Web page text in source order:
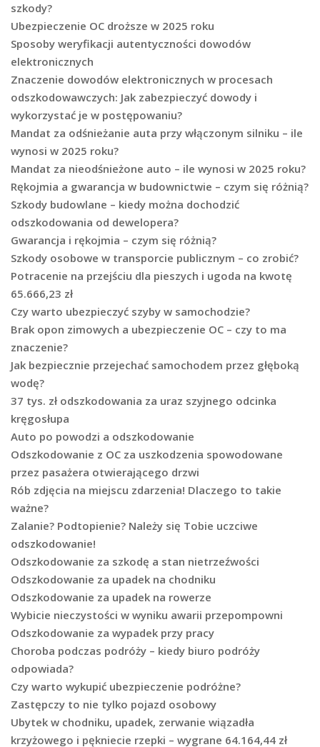
szkody?
Ubezpieczenie OC droższe w 2025 roku
Sposoby weryfikacji autentyczności dowodów
elektronicznych
Znaczenie dowodów elektronicznych w procesach
odszkodowawczych: Jak zabezpieczyć dowody i
wykorzystać je w postępowaniu?
Mandat za odśnieżanie auta przy włączonym silniku – ile
wynosi w 2025 roku?
Mandat za nieodśnieżone auto – ile wynosi w 2025 roku?
Rękojmia a gwarancja w budownictwie – czym się różnią?
Szkody budowlane – kiedy można dochodzić
odszkodowania od dewelopera?
Gwarancja i rękojmia – czym się różnią?
Szkody osobowe w transporcie publicznym – co zrobić?
Potracenie na przejściu dla pieszych i ugoda na kwotę
65.666,23 zł
Czy warto ubezpieczyć szyby w samochodzie?
Brak opon zimowych a ubezpieczenie OC – czy to ma
znaczenie?
Jak bezpiecznie przejechać samochodem przez głęboką
wodę?
37 tys. zł odszkodowania za uraz szyjnego odcinka
kręgosłupa
Auto po powodzi a odszkodowanie
Odszkodowanie z OC za uszkodzenia spowodowane
przez pasażera otwierającego drzwi
Rób zdjęcia na miejscu zdarzenia! Dlaczego to takie
ważne?
Zalanie? Podtopienie? Należy się Tobie uczciwe
odszkodowanie!
Odszkodowanie za szkodę a stan nietrzeźwości
Odszkodowanie za upadek na chodniku
Odszkodowanie za upadek na rowerze
Wybicie nieczystości w wyniku awarii przepompowni
Odszkodowanie za wypadek przy pracy
Choroba podczas podróży – kiedy biuro podróży
odpowiada?
Czy warto wykupić ubezpieczenie podróżne?
Zastępczy to nie tylko pojazd osobowy
Ubytek w chodniku, upadek, zerwanie wiązadła
krzyżowego i pękniecie rzepki – wygrane 64.164,44 zł